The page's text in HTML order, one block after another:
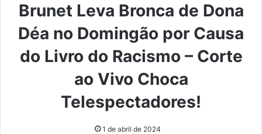
Brunet Leva Bronca de Dona
Déa no Domingão por Causa
do Livro do Racismo – Corte
ao Vivo Choca
Telespectadores!
1 de abril de 2024